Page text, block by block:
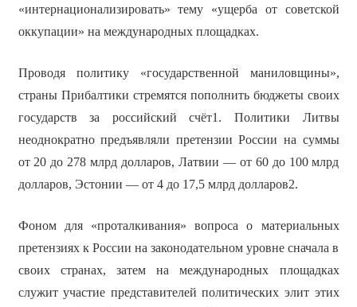
«интернационализировать» тему «ущерба от советской
оккупации» на международных площадках.
Проводя политику «государственной маниловщины»,
страны Прибалтики стремятся пополнить бюджеты своих
государств за российский счёт1. Политики Литвы
неоднократно предъявляли претензии России на суммы
от 20 до 278 млрд долларов, Латвии — от 60 до 100 млрд
долларов, Эстонии — от 4 до 17,5 млрд долларов2.
Фоном для «проталкивания» вопроса о материальных
претензиях к России на законодательном уровне сначала в
своих странах, затем на международных площадках
служит участие представителей политических элит этих